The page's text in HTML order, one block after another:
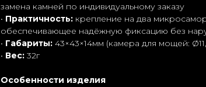
замена камней по индивидуальному заказу
• Практичность: крепление на два
обеспечивающее надёжную фиксацию без
• Габариты: 43×43×14мм (камера для мощей:
• Вес: 32г
Особенности изделия